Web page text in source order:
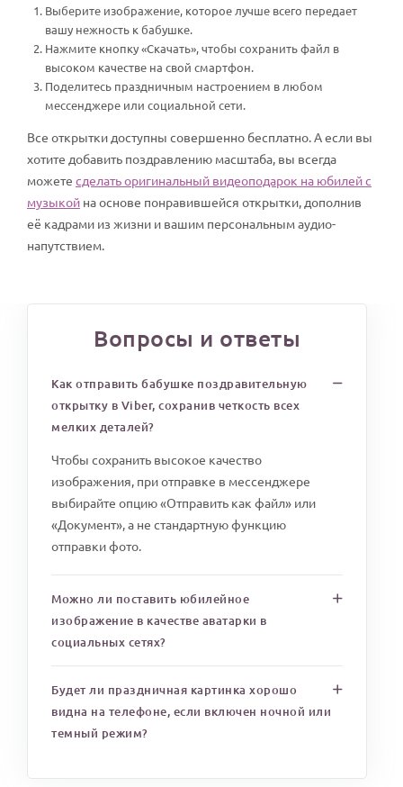
Выберите изображение, которое лучше всего передает
вашу нежность к бабушке.
Нажмите кнопку «Скачать», чтобы сохранить файл в
высоком качестве на свой смартфон.
Поделитесь праздничным настроением в любом
мессенджере или социальной сети.
Все открытки доступны совершенно бесплатно. А если вы
хотите добавить поздравлению масштаба, вы всегда
можете сделать оригинальный видеоподарок на юбилей с
музыкой на основе понравившейся открытки, дополнив
её кадрами из жизни и вашим персональным аудио-
напутствием.
Вопросы и ответы
Как отправить бабушке поздравительную
открытку в Viber, сохранив четкость всех
мелких деталей?
Чтобы сохранить высокое качество
изображения, при отправке в мессенджере
выбирайте опцию «Отправить как файл» или
«Документ», а не стандартную функцию
отправки фото.
Можно ли поставить юбилейное
изображение в качестве аватарки в
социальных сетях?
Будет ли праздничная картинка хорошо
видна на телефоне, если включен ночной или
темный режим?